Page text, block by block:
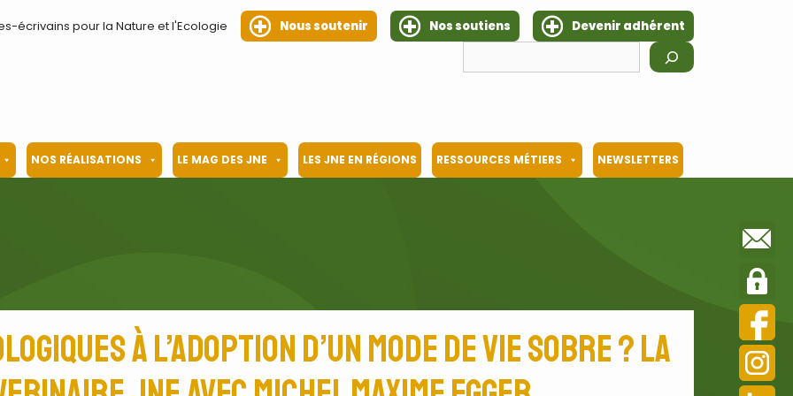
écrivains pour la Nature et l'Ecologie Nous soutenir Nos soutiens
Devenir adhérent
NOS RÉALISATIONS LE MAG DES JNE LES JNE EN RÉGIONS RESSOURCES MÉTIERS NEWSLETTERS
à l’adoption d’un mode de vie sobre ? La